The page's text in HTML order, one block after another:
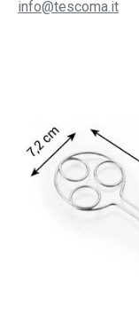
info@tescoma.it